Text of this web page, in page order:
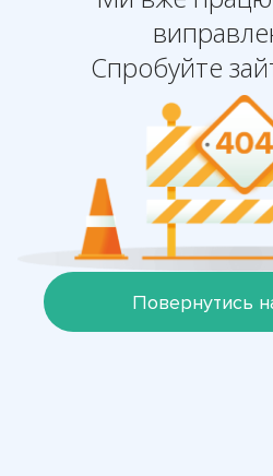
Спробуйте
Повернутись